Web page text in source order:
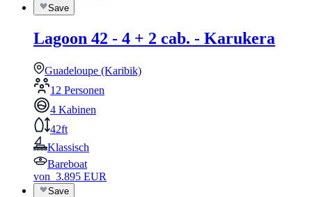
Save
Lagoon 42 - 4 + 2 cab. - Karukera
Guadeloupe (Karibik)
12 Personen
4 Kabinen
42ft
Klassisch
Bareboat
von 3.895 EUR
Save